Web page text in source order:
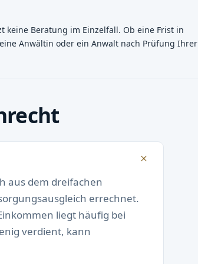
keine Beratung im Einzelfall. Ob eine Frist in
Anwältin oder ein Anwalt nach Prüfung Ihrer
aus dem dreifachen
errechnet.
liegt häufig bei
verdient, kann